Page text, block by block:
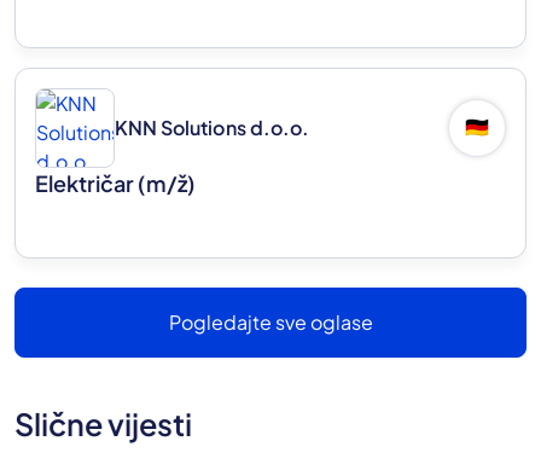
KNN Solutions d.o.o. 🇩🇪
Električar(m/ž)
Pogledajte sve oglase
Slične vijesti